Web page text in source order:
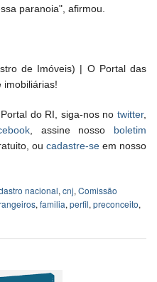
paranoia", afirmou.
de Imóveis) | O Portal das
imobiliárias!
do RI, siga-nos no twitter,
, assine nosso boletim
ou cadastre-seem nosso
nacional, cnj, Comissão
, familia, perfil, preconceito,